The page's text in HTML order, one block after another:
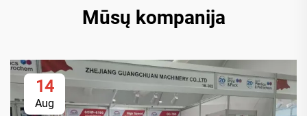
Mūsų kompanija
14
Aug